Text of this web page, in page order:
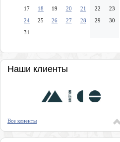
17
18 19 20 21 22
23
24
25 26 27 28 29
30
31
Наши клиенты
Все клиенты